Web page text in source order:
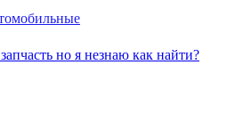
но я незнаю как найти?